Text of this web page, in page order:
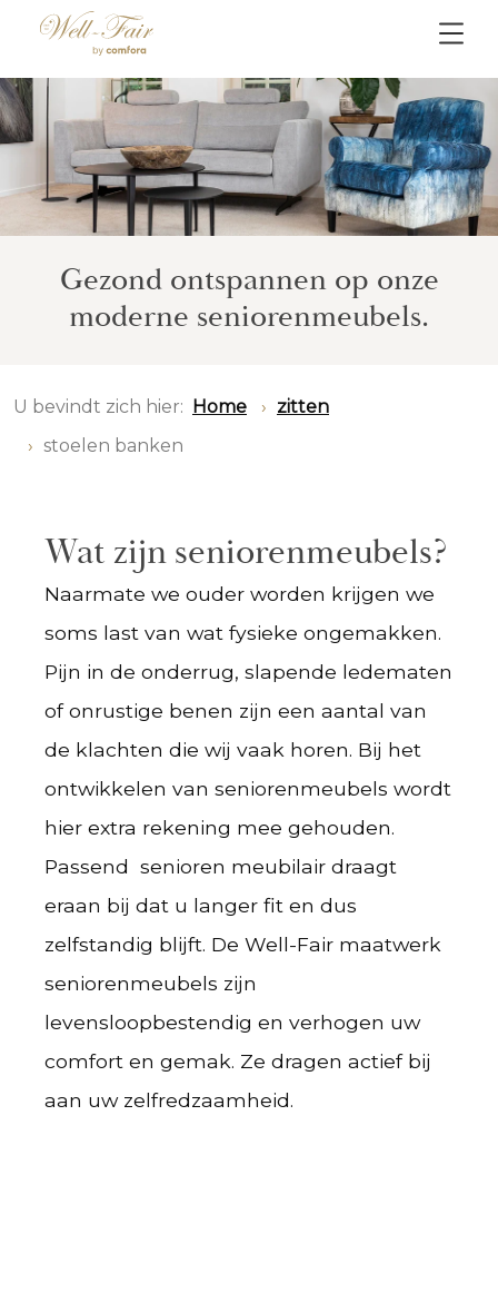
Gezond ontspannen op onze
moderne seniorenmeubels.
U bevindt zich hier: Home
zitten
stoelen banken
Wat zijn seniorenmeubels?
Naarmate we ouder worden krijgen we
soms last van wat fysieke ongemakken.
Pijn in de onderrug, slapende ledematen
of onrustige benen zijn een aantal van
de klachten die wij vaak horen. Bij het
ontwikkelen van seniorenmeubels wordt
hier extra rekening mee gehouden.
Passend senioren meubilair draagt
eraan bij dat u langer fit en dus
zelfstandig blijft. De Well-Fair maatwerk
seniorenmeubels zijn
levensloopbestendig en verhogen uw
comfort en gemak. Ze dragen actief bij
aan uw zelfredzaamheid.